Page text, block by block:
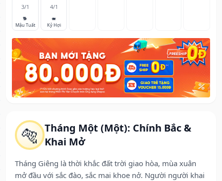
🐅 Tháng Một (Một): Chính Bắc &
Khai Mở
Tháng Giêng là thời khắc đất trời giao hòa, mùa xuân
mở đầu với sắc đào, sắc mai khoe nở. Người người khai
3/1
🐕
Mậu Tuất
4/1
🐖
Kỷ Hợi